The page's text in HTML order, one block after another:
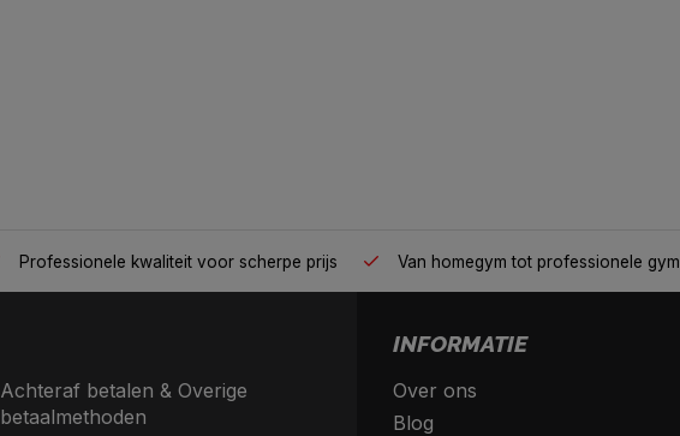
Professionele kwaliteit voor scherpe prijs Van homegym tot professionele gym
Achteraf betalen & Overige
betaalmethoden
INFORMATIE
Over ons
Blog